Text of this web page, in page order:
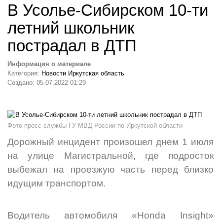
В Усолье-Сибирском 10-ти
летний школьник
пострадал в ДТП
Информация о материале
Категория: Новости Иркутская область
Создано: 05.07.2022 01:29
Фото пресс-службы ГУ МВД России по Иркутской области
Дорожный инцидент произошел днем 1 июля
на улице Магистральной, где подросток
выбежал на проезжую часть перед близко
идущим транспортом.
Водитель автомобиля «Honda Insight»